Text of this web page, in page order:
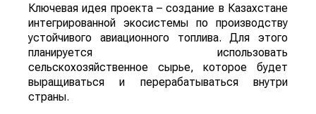
Ключевая идея проекта – создание в Казахстане
интегрированной экосистемы по производству
устойчивого авиационного топлива. Для этого
планируется использовать
сельскохозяйственное сырье, которое будет
выращиваться и перерабатываться внутри
страны.